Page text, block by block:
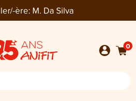
ère: M. Da Silva
0